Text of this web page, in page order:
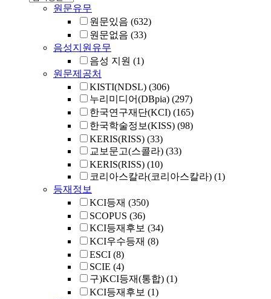
원문유무
원문있음 (632)
원문없음 (33)
음성지원유무
음성 지원 (1)
원문제공처
KISTI(NDSL) (306)
누리미디어(DBpia) (297)
한국연구재단(KCI) (165)
한국학술정보(KISS) (98)
KERIS(RISS) (33)
교보문고(스콜라) (33)
KERIS(RISS) (10)
코리아스칼라(코리아스칼라) (1)
등재정보
KCI등재 (350)
SCOPUS (36)
KCI등재후보 (34)
KCI우수등재 (8)
ESCI (8)
SCIE (4)
구)KCI등재(통합) (1)
KCI등재후보 (1)